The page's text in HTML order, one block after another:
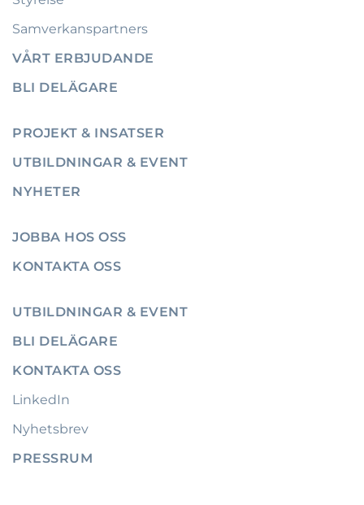
Samverkanspartners
VÅRT ERBJUDANDE
BLI DELÄGARE
PROJEKT & INSATSER
UTBILDNINGAR & EVENT
NYHETER
JOBBA HOS OSS
KONTAKTA OSS
UTBILDNINGAR & EVENT
BLI DELÄGARE
KONTAKTA OSS
LinkedIn
Nyhetsbrev
PRESSRUM